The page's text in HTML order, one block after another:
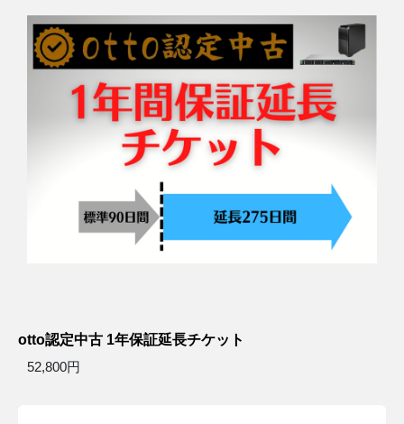
otto認定中古 1年保証延長チケット
52,800円